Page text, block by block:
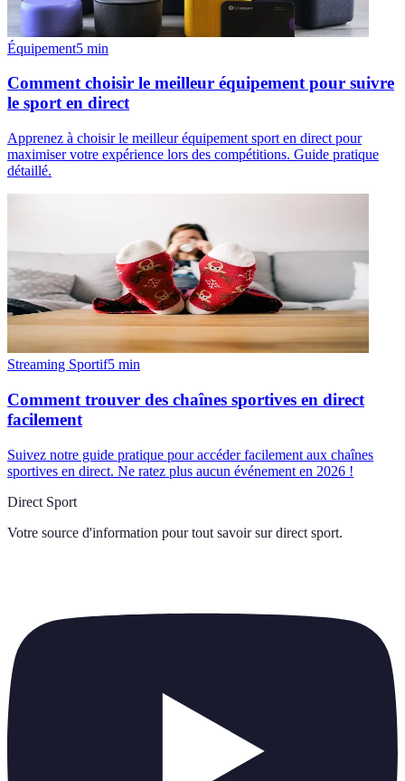
Équipement5 min
Comment choisir le meilleur équipement pour suivre
le sport en direct
Apprenez à choisir le meilleur équipement sport en direct pour
maximiser votre expérience lors des compétitions. Guide pratique
détaillé.
Streaming Sportif5 min
Comment trouver des chaînes sportives en direct
facilement
Suivez notre guide pratique pour accéder facilement aux chaînes
sportives en direct. Ne ratez plus aucun événement en 2026 !
Direct Sport
Votre source d'information pour tout savoir sur direct sport.